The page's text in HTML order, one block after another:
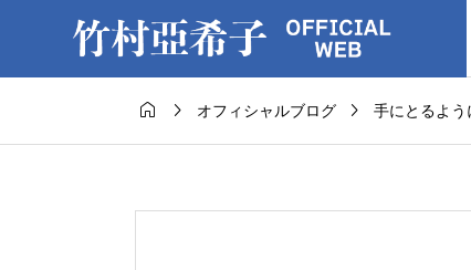
  オフィシャルブログ  手にとるよ